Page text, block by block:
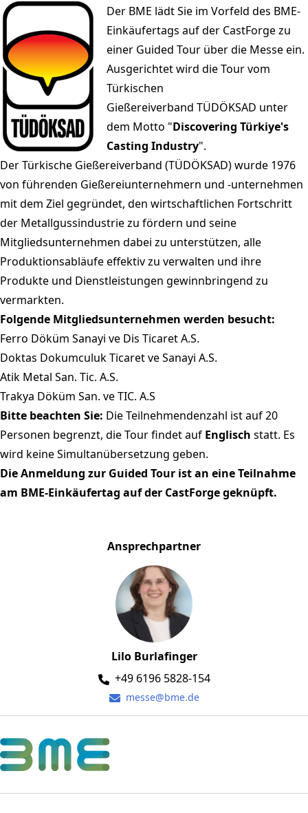
Der BME lädt Sie im Vorfeld des BME-
Einkäufertags auf der CastForge zu
einer Guided Tour über die Messe ein.
Ausgerichtet wird die Tour vom
Türkischen
Gießereiverband TÜDÖKSAD unter
dem Motto "Discovering Türkiye's
Casting Industry".
Der Türkische Gießereiverband (TÜDÖKSAD) wurde 1976
von führenden Gießereiunternehmern und -unternehmen
mit dem Ziel gegründet, den wirtschaftlichen Fortschritt
der Metallgussindustrie zu fördern und seine
Mitgliedsunternehmen dabei zu unterstützen, alle
Produktionsabläufe effektiv zu verwalten und ihre
Produkte und Dienstleistungen gewinnbringend zu
vermarkten.
Folgende Mitgliedsunternehmen werden besucht:
Ferro Döküm Sanayi ve Dis Ticaret A.S.
Doktas Dokumculuk Ticaret ve Sanayi A.S.
Atik Metal San. Tic. A.S.
Trakya Döküm San. ve TIC. A.S
Bitte beachten Sie: Die Teilnehmendenzahl ist auf 20
Personen begrenzt, die Tour findet auf Englisch statt. Es
wird keine Simultanübersetzung geben.
Die Anmeldung zur Guided Tour ist an eine Teilnahme
am BME-Einkäufertag auf der CastForgegeknüpft.
Ansprechpartner
Lilo Burlafinger
+49 6196 5828-154
messe@bme.de